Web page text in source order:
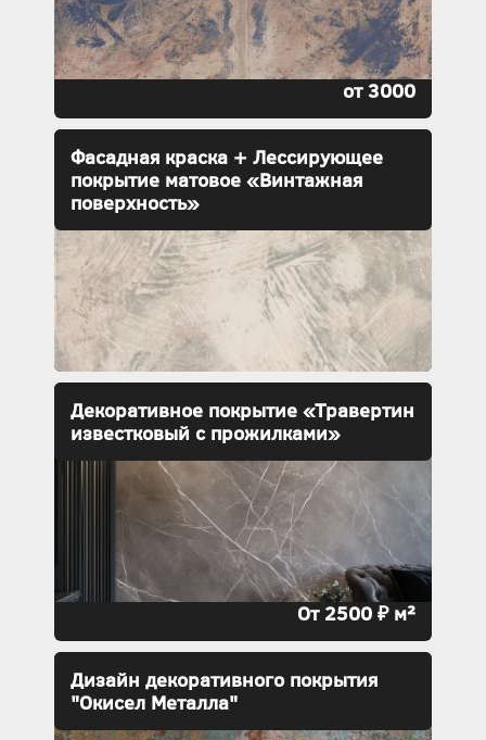
от 3000
Фасадная краска + Лессирующее
покрытие матовое «Винтажная
поверхность»
Декоративное покрытие «Травертин
известковый с прожилками»
От 2500 ₽ м²
Дизайн декоративного покрытия
"Окисел Металла"